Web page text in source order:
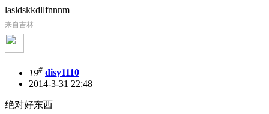
lasldskkdllfnnnm
来自吉林
19# disy1110
2014-3-31 22:48
绝对好东西